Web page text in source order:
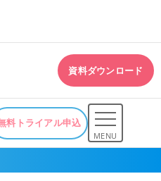
資料ダウンロード
料トライアル申込
MENU